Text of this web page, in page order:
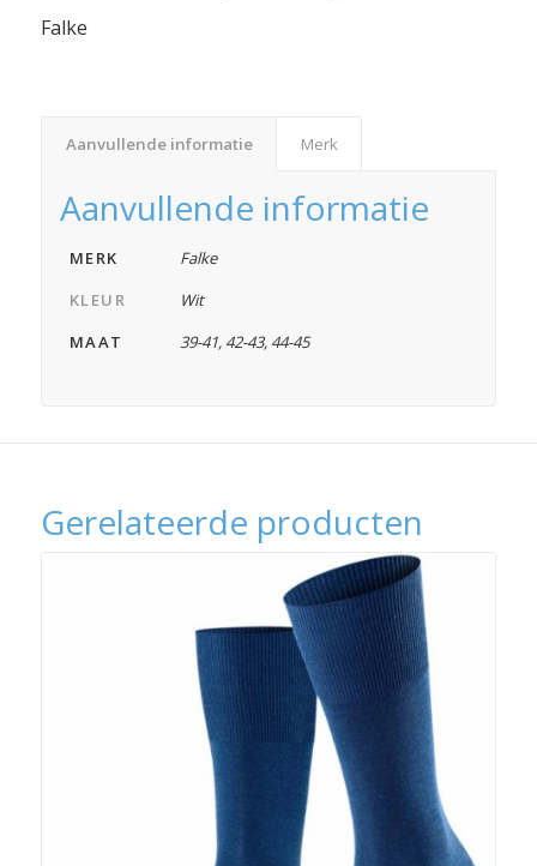
Falke
Aanvullende informatie Merk
Aanvullende informatie
MERK
Falke
KLEUR
Wit
MAAT
39-41, 42-43, 44-45
Gerelateerde producten